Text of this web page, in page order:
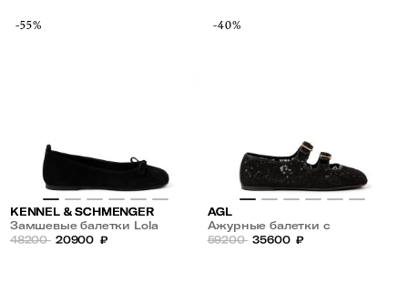
-55%
KENNEL & SCHMENGER
Замшевые балетки Lola
48200 20900 ₽
-40%
AGL
Ажурные балетки с
квадратным мысом
59200 35600 ₽